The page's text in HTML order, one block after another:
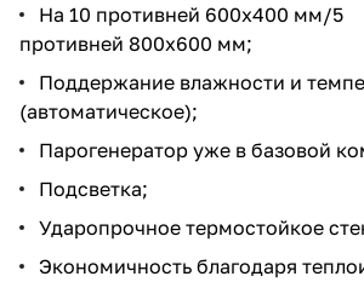
На 10 противней 600х400 мм/5
противней 800х600 мм;
Поддержание влажности и
(автоматическое);
Парогенератор уже в базовой
Подсветка;
Ударопрочное термостойкое
Экономичность благодаря